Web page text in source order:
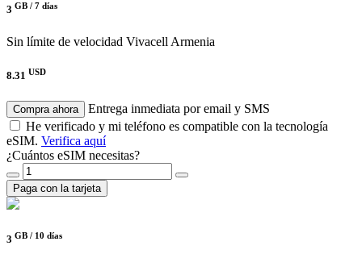
3 GB / 7 días
Sin límite de velocidad Vivacell Armenia
8.31 USD
Compra ahora
Entrega inmediata por email y SMS
He verificado y mi teléfono es compatible con la tecnología
eSIM. Verifica aquí
¿Cuántos eSIM necesitas?
Paga con la tarjeta
3 GB / 10 días